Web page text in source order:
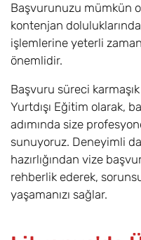
Başvurunuzu mümkün
kontenjan
işlemlerine yeterli zaman
önemlidir.
Başvuru süreci
Yurtdışı Eğitim olarak,
adımında size
sunuyoruz. Deneyimli
hazırlığından vize
rehberlik ederek,
yaşamanızı sağlar.